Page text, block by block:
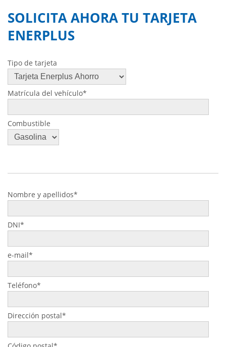
SOLICITA AHORA TU TARJETA
ENERPLUS
Tipo de tarjeta
Matrícula del vehículo*
Combustible
Nombre y apellidos*
DNI*
e-mail*
Teléfono*
Dirección postal*